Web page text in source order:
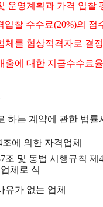
운영계획과 가격 입찰
입찰 수수료(20%)의 점
체를 협상적격자로 결
출에 대한 지급수수료
하는 계약에 관한 법률
에 의한 자격업체
조 및 동법 시행규칙 제
체로 식
유가 없는 업체